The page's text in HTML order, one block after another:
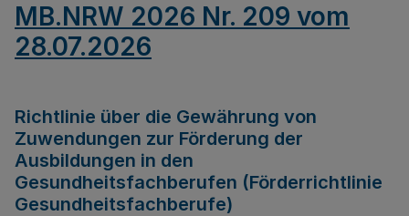
MB.NRW 2026 Nr. 209 vom
28.07.2026
Richtlinie über die Gewährung von
Zuwendungen zur Förderung der
Ausbildungen in den
Gesundheitsfachberufen (Förderrichtlinie
Gesundheitsfachberufe)